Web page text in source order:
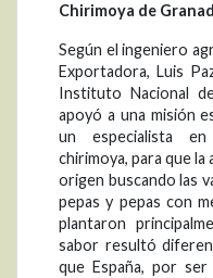
Chirimoya de
Según el ingeniero
Exportadora, Luis
Instituto Nacional
apoyó a una misión
un especialista
chirimoya, para que la
origen buscando las
pepas y pepas con
plantaron
sabor resultó
que España, por